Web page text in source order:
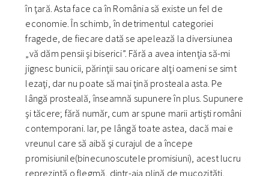
în ţară. Asta face ca în România să existe un fel de
economie. În schimb, în detrimentul categoriei
fragede, de fiecare dată se apelează la diversiunea
„vă dăm pensii şi biserici”. Fără a avea intenţia să-mi
jignesc bunicii, părinţii sau oricare alţi oameni se simt
lezaţi, dar nu poate să mai ţină prosteala asta. Pe
lângă prosteală, înseamnă supunere în plus. Supunere
şi tăcere; fără număr, cum ar spune marii artişti români
contemporani. Iar, pe lângă toate astea, dacă mai e
vreunul care să aibă şi curajul de a începe
promisiunile(binecunoscutele promisiuni), acest lucru
reprezintă o flegmă, dintr-aia plină de mucozităţi,